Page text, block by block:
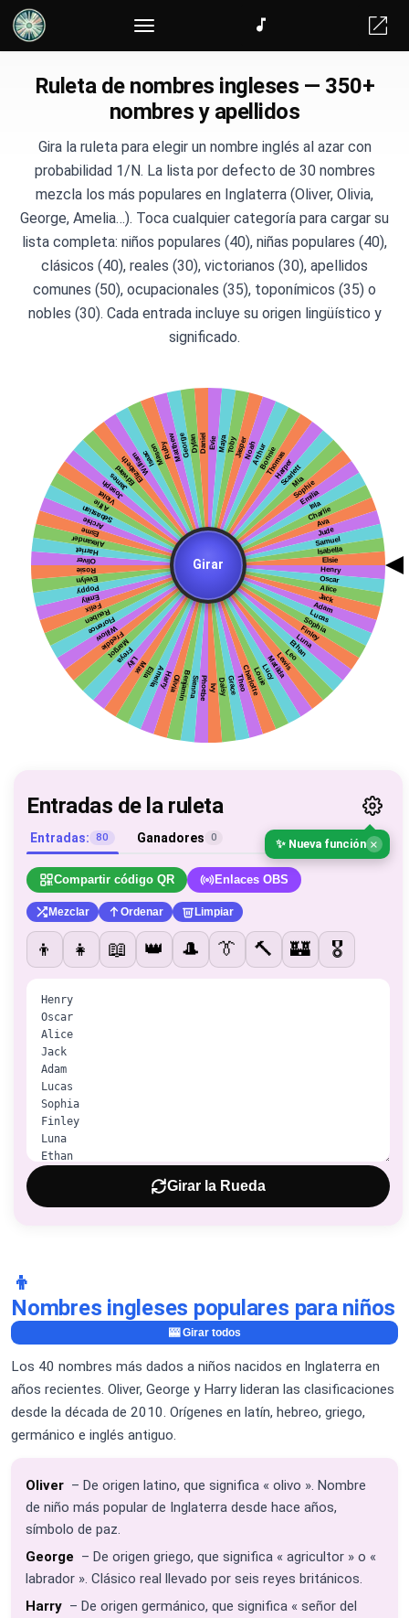
Ruleta de comida
Ruleta de nombres ingleses — 350+
nombres y apellidos
Gira la ruleta para elegir un nombre inglés al azar con
probabilidad 1/N. La lista por defecto de 30 nombres
mezcla los más populares en Inglaterra (Oliver, Olivia,
George, Amelia…). Toca cualquier categoría para cargar su
lista completa: niños populares (40), niñas populares (40),
clásicos (40), reales (30), victorianos (30), apellidos
comunes (50), ocupacionales (35), toponímicos (35) o
nobles (30). Cada entrada incluye su origen lingüístico y
significado.
Entradas de la ruleta
✨ Nueva función ×
Entradas: 80 Ganadores 0
Compartir código QR Enlaces OBS
Mezclar Ordenar Limpiar
👦 👧 📖 👑 🎩 👔 🔨 🏰 🎖️
Girar la Rueda
👦
Nombres ingleses populares para niños
🎰 Girar todos
Los 40 nombres más dados a niños nacidos en Inglaterra en
años recientes. Oliver, George y Harry lideran las clasificaciones
desde la década de 2010. Orígenes en latín, hebreo, griego,
germánico e inglés antiguo.
Oliver – De origen latino, que significa « olivo ». Nombre
de niño más popular de Inglaterra desde hace años,
símbolo de paz.
George – De origen griego, que significa « agricultor » o «
labrador ». Clásico real llevado por seis reyes británicos.
Harry – De origen germánico, que significa « señor del